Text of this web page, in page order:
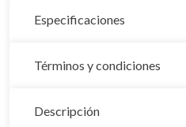
Especificaciones
Términos y condiciones
Descripción